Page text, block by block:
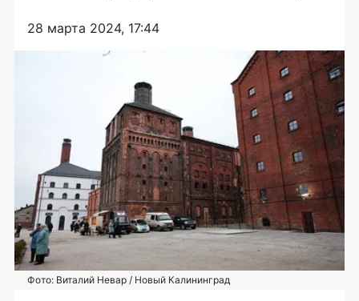
28 марта 2024, 17:44
Фото: Виталий Невар / Новый Калининград